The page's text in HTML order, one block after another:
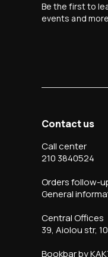
Be the first to
events and
Contact us
Call center
210 3840524
Orders follow-
General
Central Offices
39, Aiolou str,
Bookbar by